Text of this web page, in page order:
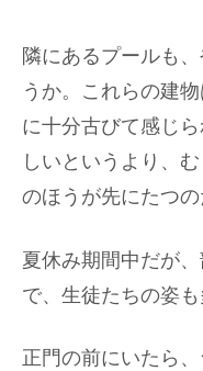
隣にあるプールも
うか。これらの建
に十分古びて感じ
しいというより、
のほうが先にたつの
夏休み期間中だが
で、生徒たちの姿も
正門の前にいたら